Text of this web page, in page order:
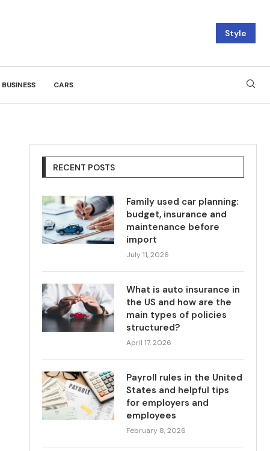
Style
BUSINESS CARS
RECENT POSTS
Family used car planning:
budget, insurance and
maintenance before
import
July 11, 2026
What is auto insurance in
the US and how are the
main types of policies
structured?
April 17, 2026
Payroll rules in the United
States and helpful tips
for employers and
employees
February 8, 2026